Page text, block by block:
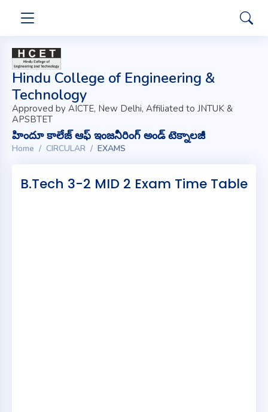
Hindu College of Engineering &
Technology
Approved by AICTE, New Delhi, Affiliated to JNTUK &
APSBTET
హిందూ కాలేజ్ ఆఫ్ ఇంజనీరింగ్ అండ్ టెక్నాలజీ
Home CIRCULAR EXAMS
B.Tech 3-2 MID 2 Exam Time Table